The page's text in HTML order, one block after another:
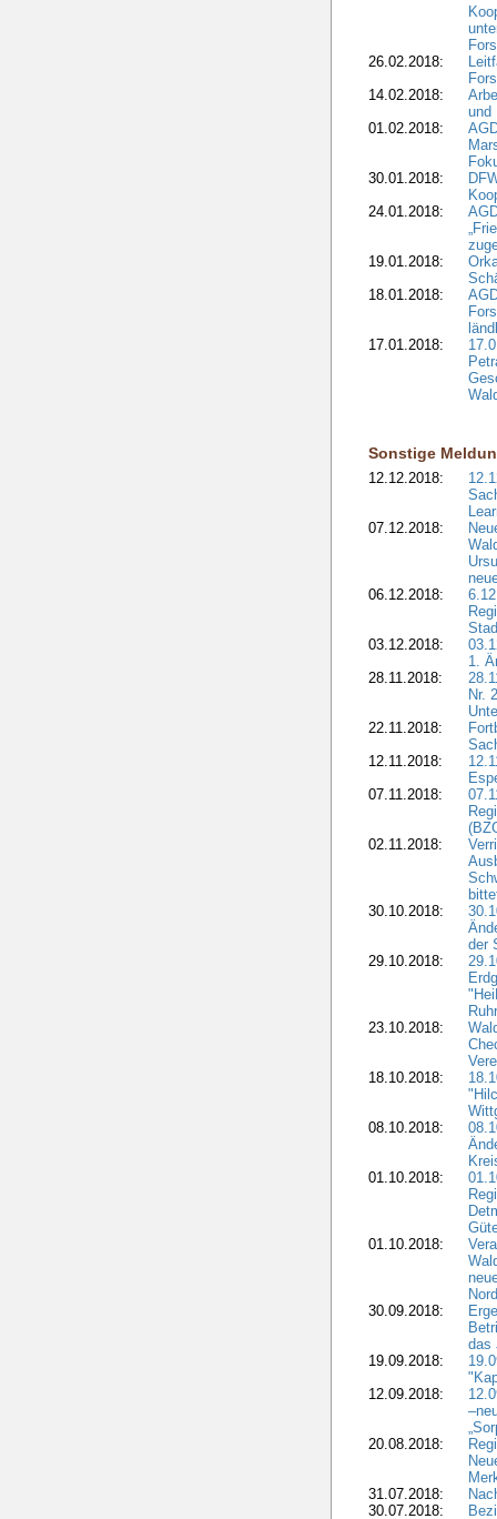
26.02.2018:
14.02.2018:
und
01.02.2018:
30.01.2018:
24.01.2018:
19.01.2018:
18.01.2018:
17.01.2018:
Sonstige
12.12.2018:
07.12.2018:
06.12.2018:
03.12.2018:
1.
28.11.2018:
Nr.
22.11.2018:
12.11.2018:
07.11.2018:
02.11.2018:
30.10.2018:
der
29.10.2018:
23.10.2018:
18.10.2018:
08.10.2018:
01.10.2018:
01.10.2018:
30.09.2018:
das
19.09.2018:
12.09.2018:
20.08.2018:
31.07.2018:
30.07.2018: